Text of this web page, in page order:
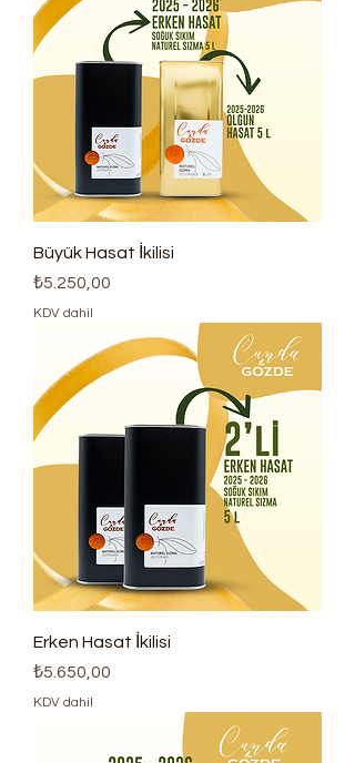
Büyük Hasat İkilisi
Fiyat
₺5.250,00
KDV dahil
Erken Hasat İkilisi
Fiyat
₺5.650,00
KDV dahil